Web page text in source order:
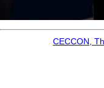
CECCON,